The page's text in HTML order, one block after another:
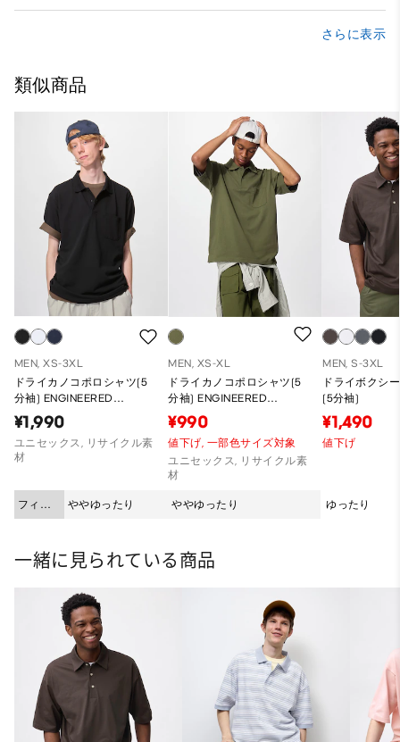
さらに表示
類似商品
MEN, XS-3XL
ドライカノコポロシャツ(5
分袖) ENGINEERED
GARMENTS
¥1,990
ユニセックス, リサイクル素
材
フィッ
ト
ややゆったり
MEN, XS-XL
ドライカノコポロシャツ(5
分袖) ENGINEERED
GARMENTS
¥990
値下げ, 一部色サイズ対象
ユニセックス, リサイクル素
材
ややゆったり
MEN, S-3XL
ドライボクシ
(5分袖)
¥1,490
値下げ
ゆったり
一緒に見られている商品